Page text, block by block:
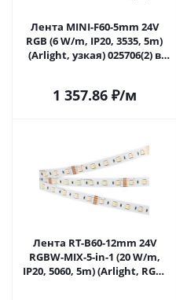
Лента MINI-F60-5mm 24V
RGB (6 W/m, IP20, 3535, 5m)
(Arlight, узкая) 025706(2) в
1 357.86₽/м
Лента RT-B60-12mm 24V
RGBW-MIX-5-in-1 (20 W/m,
IP20, 5060, 5m) (Arlight, RGB-